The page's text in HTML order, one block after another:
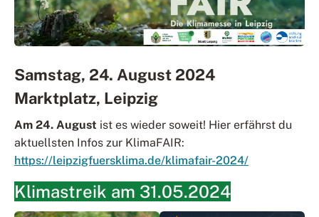
Samstag, 24. August 2024
Marktplatz, Leipzig
Am 24. August ist es wieder soweit! Hier erfährst du
aktuellsten Infos zur KlimaFAIR:
https://leipzigfuersklima.de/klimafair-2024/
Klimastreik am 31.05.2024